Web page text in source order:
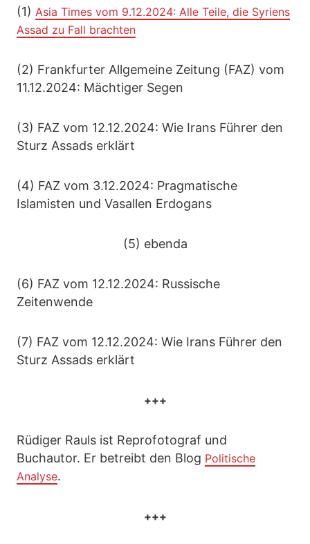
(1) Asia Times vom 9.12.2024: Alle Teile, die Syriens
Assad zu Fall brachten
(2) Frankfurter Allgemeine Zeitung (FAZ) vom
11.12.2024: Mächtiger Segen
(3) FAZ vom 12.12.2024: Wie Irans Führer den
Sturz Assads erklärt
(4) FAZ vom 3.12.2024: Pragmatische
Islamisten und Vasallen Erdogans
(5) ebenda
(6) FAZ vom 12.12.2024: Russische
Zeitenwende
(7) FAZ vom 12.12.2024: Wie Irans Führer den
Sturz Assads erklärt
+++
Rüdiger Rauls ist Reprofotograf und
Buchautor. Er betreibt den Blog Politische
Analyse.
+++